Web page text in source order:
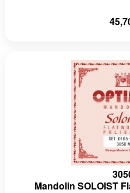
Mandolin SOLOIST